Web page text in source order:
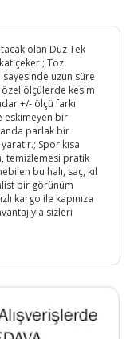
olan Düz Tek
çeker.; Toz
sayesinde uzun süre
özel ölçülerde kesim
+/- ölçü farkı
eskimeyen bir
parlak bir
Spor kısa
temizlemesi pratik
bu halı, saç, kıl
bir görünüm
kargo ile kapınıza
sizleri